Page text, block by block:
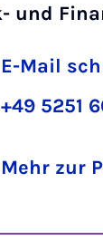
und
E-Mail
+49 5251
Mehr zur